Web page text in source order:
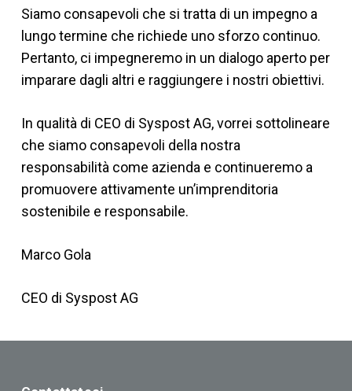
Siamo consapevoli che si tratta di un impegno a
lungo termine che richiede uno sforzo continuo.
Pertanto, ci impegneremo in un dialogo aperto per
imparare dagli altri e raggiungere i nostri obiettivi.
In qualità di CEO di Syspost AG, vorrei sottolineare
che siamo consapevoli della nostra
responsabilità come azienda e continueremo a
promuovere attivamente un’imprenditoria
sostenibile e responsabile.
Marco Gola
CEO di Syspost AG